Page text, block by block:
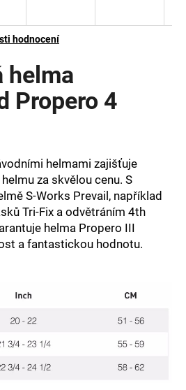
hodnocení
helma
Propero 4
helmami zajišťuje
za skvělou cenu. S
S-Works Prevail, například
Tri-Fix a odvětráním 4th
helma Propero III
a fantastickou hodnotu.